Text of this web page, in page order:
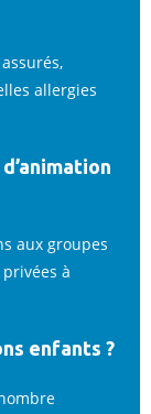
allergies
aux groupes
à
enfants ?